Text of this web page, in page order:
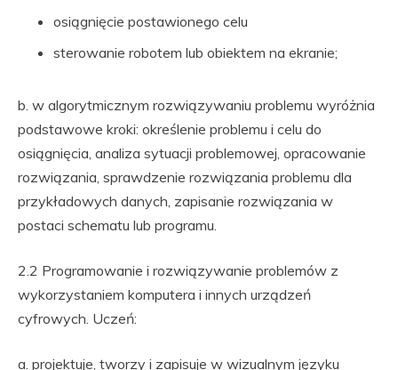
osiągnięcie postawionego celu
sterowanie robotem lub obiektem na ekranie;
b. w algorytmicznym rozwiązywaniu problemu wyróżnia
podstawowe kroki: określenie problemu i celu do
osiągnięcia, analiza sytuacji problemowej, opracowanie
rozwiązania, sprawdzenie rozwiązania problemu dla
przykładowych danych, zapisanie rozwiązania w
postaci schematu lub programu.
2.2 Programowanie i rozwiązywanie problemów z
wykorzystaniem komputera i innych urządzeń
cyfrowych. Uczeń:
a. projektuje, tworzy i zapisuje w wizualnym języku